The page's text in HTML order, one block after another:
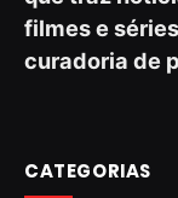
filmes e
curadoria de
CATEGORIAS